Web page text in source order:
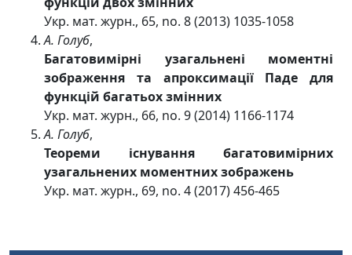
Укр. мат. журн., 65, no. 8 (2013) 1035-1058
А. Голуб,
Багатовимірні узагальнені моментні
зображення та апроксимації Паде для
функцій багатьох змінних
Укр. мат. журн., 66, no. 9 (2014) 1166-1174
А. Голуб,
Теореми існування багатовимірних
узагальнених моментних зображень
Укр. мат. журн., 69, no. 4 (2017) 456-465